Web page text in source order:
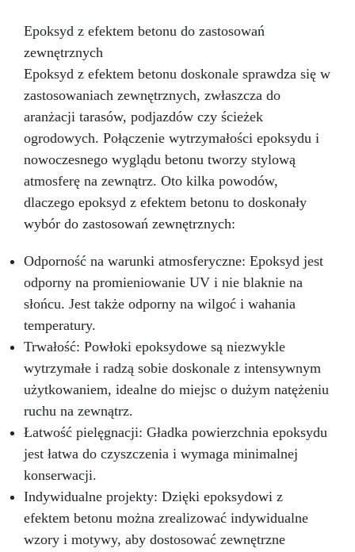
Epoksyd z efektem betonu do zastosowań
zewnętrznych
Epoksyd z efektem betonu doskonale sprawdza się w
zastosowaniach zewnętrznych, zwłaszcza do
aranżacji tarasów, podjazdów czy ścieżek
ogrodowych. Połączenie wytrzymałości epoksydu i
nowoczesnego wyglądu betonu tworzy stylową
atmosferę na zewnątrz. Oto kilka powodów,
dlaczego epoksyd z efektem betonu to doskonały
wybór do zastosowań zewnętrznych:
Odporność na warunki atmosferyczne: Epoksyd jest
odporny na promieniowanie UV i nie blaknie na
słońcu. Jest także odporny na wilgoć i wahania
temperatury.
Trwałość: Powłoki epoksydowe są niezwykle
wytrzymałe i radzą sobie doskonale z intensywnym
użytkowaniem, idealne do miejsc o dużym natężeniu
ruchu na zewnątrz.
Łatwość pielęgnacji: Gładka powierzchnia epoksydu
jest łatwa do czyszczenia i wymaga minimalnej
konserwacji.
Indywidualne projekty: Dzięki epoksydowi z
efektem betonu można zrealizować indywidualne
wzory i motywy, aby dostosować zewnętrzne